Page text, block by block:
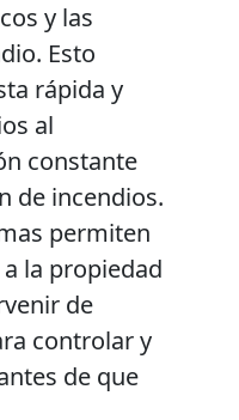
y las
Esto
rápida y
al
constante
de incendios.
permiten
la propiedad
de
controlar y
de que